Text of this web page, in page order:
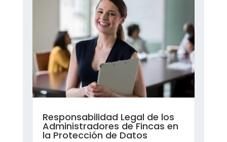
Responsabilidad Legal de los
Administradores de Fincas en
la Protección de Datos